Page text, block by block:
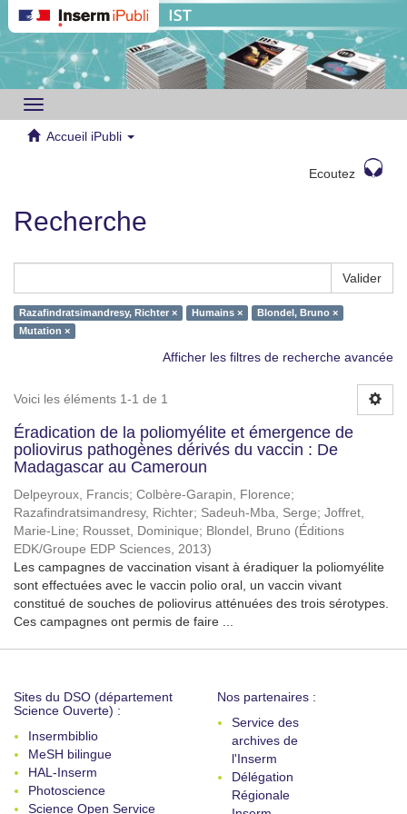
Toggle
navigation
Accueil iPubli
Ecoutez
Recherche
Valider
Razafindratsimandresy, Richter × Humains ×
Blondel, Bruno ×
Mutation ×
Afficher les filtres de recherche avancée
Voici les éléments 1-1 de 1
Éradication de la poliomyélite et émergence de
poliovirus pathogènes dérivés du vaccin : De
Madagascar au Cameroun
Delpeyroux, Francis; Colbère-Garapin, Florence;
Razafindratsimandresy, Richter; Sadeuh-Mba, Serge; Joffret,
Marie-Line; Rousset, Dominique; Blondel, Bruno (Éditions
EDK/Groupe EDP Sciences, 2013)
Les campagnes de vaccination visant à éradiquer la poliomyélite
sont effectuées avec le vaccin polio oral, un vaccin vivant
constitué de souches de poliovirus atténuées des trois sérotypes.
Ces campagnes ont permis de faire ...
Sites du DSO (département
Science Ouverte) :
Insermbiblio
MeSH bilingue
HAL-Inserm
Photoscience
Science Open Service
Nos partenaires :
Service des
archives de
l'Inserm
Délégation
Régionale